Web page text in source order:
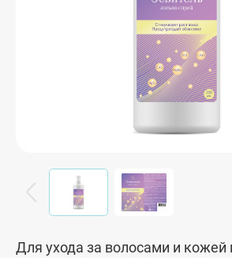
Для ухода за волосами и кожей